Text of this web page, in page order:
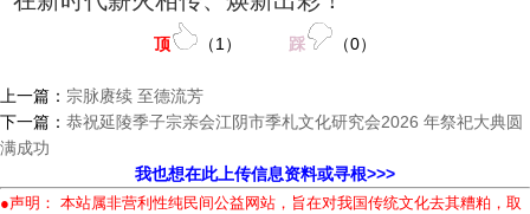
顶 （1 ） 踩 （0）
上一篇： 宗脉赓续 至德流芳
下一篇： 恭祝延陵季子宗亲会江阴市季札文化研究会2026 年祭祀大典圆
满成功
我也想在此上传信息资料或寻根>>>
●声明： 本站属非营利性纯民间公益网站，旨在对我国传统文化去其糟粕，取